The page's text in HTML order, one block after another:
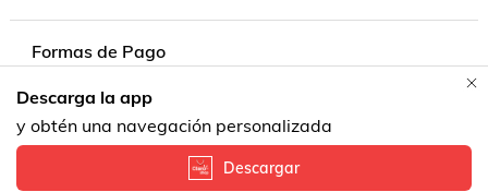
Formas de Pago
Descarga la app
y obtén una navegación personalizada
Descargar